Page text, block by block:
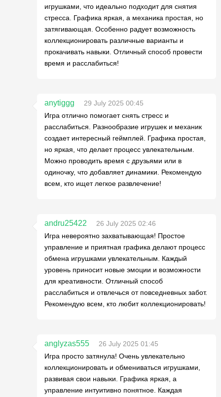
игрушками, что идеально подходит для снятия
стресса. Графика яркая, а механика простая, но
затягивающая. Особенно радует возможность
коллекционировать различные варианты и
прокачивать навыки. Отличный способ провести
время и расслабиться!
anytiggg
29 July 2025 00:45
Игра отлично помогает снять стресс и
расслабиться. Разнообразие игрушек и механик
создает интересный геймплей. Графика простая,
но яркая, что делает процесс увлекательным.
Можно проводить время с друзьями или в
одиночку, что добавляет динамики. Рекомендую
всем, кто ищет легкое развлечение!
andru25422
26 July 2025 02:46
Игра невероятно захватывающая! Простое
управление и приятная графика делают процесс
обмена игрушками увлекательным. Каждый
уровень приносит новые эмоции и возможности
для креативности. Отличный способ
расслабиться и отвлечься от повседневных забот.
Рекомендую всем, кто любит коллекционировать!
anglyzas555
26 July 2025 01:45
Игра просто затянула! Очень увлекательно
коллекционировать и обмениваться игрушками,
развивая свои навыки. Графика яркая, а
управление интуитивно понятное. Каждая